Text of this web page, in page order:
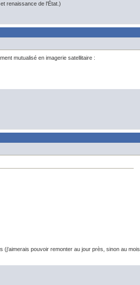
renaissance de l'État.)
mutualisé en imagerie satellitaire :
pouvoir remonter au jour près, sinon au mois